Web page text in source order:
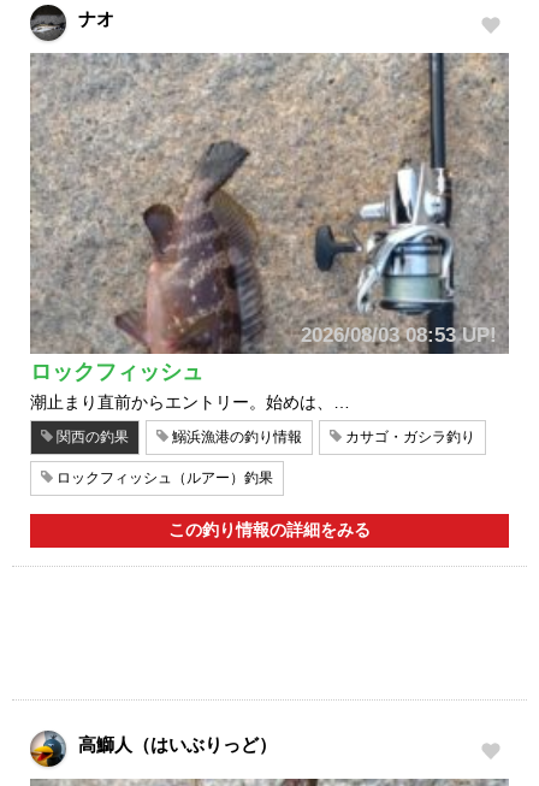
ナオ
2026/08/03 08:53 UP!
ロックフィッシュ
潮止まり直前からエントリー。始めは、…
関西の釣果 鰯浜漁港の釣り情報 カサゴ・ガシラ釣り
ロックフィッシュ（ルアー）釣果
この釣り情報の詳細をみる
高鰤人（はいぶりっど）